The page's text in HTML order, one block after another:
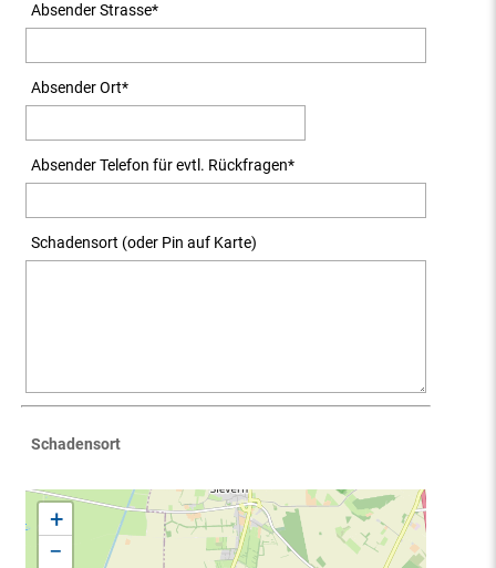
Absender Strasse*
Absender Ort*
Absender Telefon für evtl. Rückfragen*
Schadensort (oder Pin auf Karte)
Schadensort
+
−